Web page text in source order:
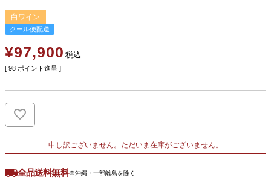
白ワイン
クール便配送
¥97,900 税込
[ 98 ポイント進呈 ]
申し訳ございません。ただいま在庫がございません。
全品送料無料※沖縄・一部離島を除く